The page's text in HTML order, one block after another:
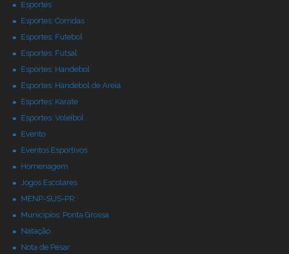
Esportes
Esportes: Corridas
Esportes: Futebol
Esportes: Futsal
Esportes: Handebol
Esportes: Handebol de Areia
Esportes: Karate
Esportes: Voleibol
Evento
Eventos Esportivos
Homenagem
Jogos Escolares
MENP-SUS-PR
Municipios: Ponta Grossa
Natação
Nota de Pesar